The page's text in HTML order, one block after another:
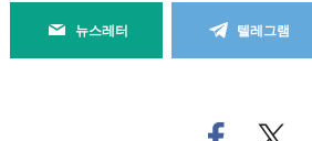
뉴스레터 텔레그램
페
트위